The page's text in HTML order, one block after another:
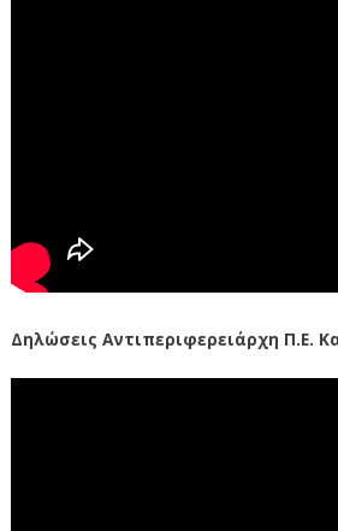
Δηλώσεις Αντιπεριφερειάρχη Π.Ε.